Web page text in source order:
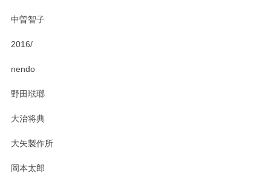
中曽智子
2016/
nendo
野田琺瑯
大治将典
大矢製作所
岡本太郎